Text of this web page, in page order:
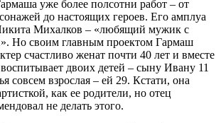
уже более полсотни работ – от
до настоящих героев. Его амплуа
Михалков – «любящий мужик с
Но своим главным проектом Гармаш
счастливо женат почти 40 лет и вместе
двоих детей – сыну Ивану 11
совсем взрослая – ей 29. Кстати, она
как ее родители, но отец
не делать этого.